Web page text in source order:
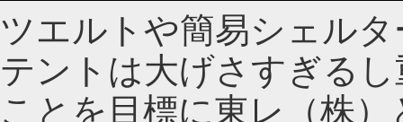
ツエルトや簡易シェル
テントは大げさすぎる
ことを目標に東レ（株